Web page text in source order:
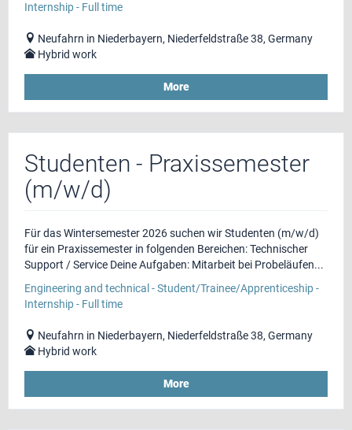
Internship - Full time
Neufahrn in Niederbayern, Niederfeldstraße 38, Germany
Hybrid work
More
Studenten - Praxissemester
(m/w/d)
Für das Wintersemester 2026 suchen wir Studenten (m/w/d)
für ein Praxissemester in folgenden Bereichen: Technischer
Support / Service Deine Aufgaben: Mitarbeit bei Probeläufen...
Engineering and technical - Student/Trainee/Apprenticeship -
Internship - Full time
Neufahrn in Niederbayern, Niederfeldstraße 38, Germany
Hybrid work
More